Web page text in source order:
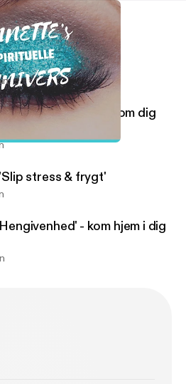
negative tanker om dig selv'
din seksualitet'
negative tanker om dig
stress & frygt'
- kom hjem i dig